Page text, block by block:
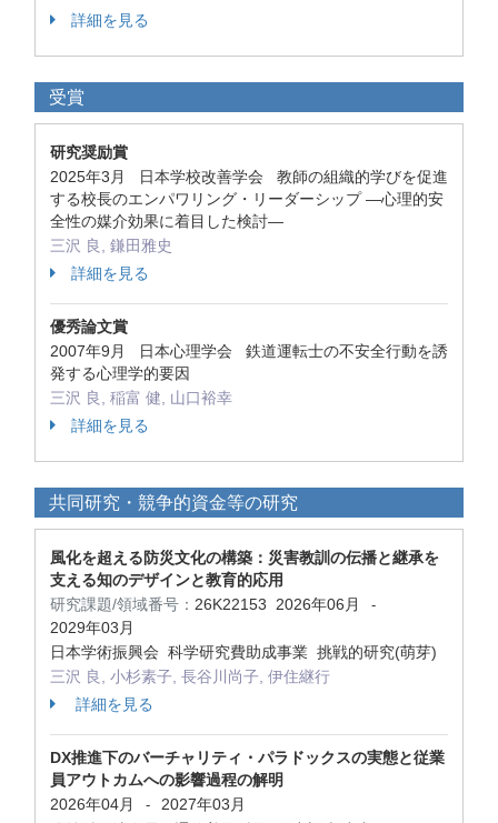
詳細を見る
受賞
研究奨励賞
2025年3月 日本学校改善学会 教師の組織的学びを促進
する校長のエンパワリング・リーダーシップ ―心理的安
全性の媒介効果に着目した検討―
三沢 良, 鎌田雅史
詳細を見る
優秀論文賞
2007年9月 日本心理学会 鉄道運転士の不安全行動を誘
発する心理学的要因
三沢 良, 稲富 健, 山口裕幸
詳細を見る
共同研究・競争的資金等の研究
風化を超える防災文化の構築：災害教訓の伝播と継承を
支える知のデザインと教育的応用
研究課題/領域番号： 26K22153 2026年06月 -
2029年03月
日本学術振興会 科学研究費助成事業 挑戦的研究(萌芽)
三沢 良, 小杉素子, 長谷川尚子, 伊住継行
詳細を見る
DX推進下のバーチャリティ・パラドックスの実態と従業
員アウトカムへの影響過程の解明
2026年04月
-
2027年03月